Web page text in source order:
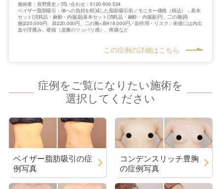
施術者：長野寛史／問い合わせ：0120-900-524
ベイザー脂肪吸引：体への負担を軽減した脂肪吸引術／モニター価格（税込）：基本
セット(消耗品・麻酔・内服薬)基本セット(消耗品・麻酔・内服薬)円、二の腕(両
腕)220,000円、肩220,000円、二の腕+肩418,000円／副作用・リスク：術後には内出
血や浮腫み、硬縮（皮膚のツッパリ感）、疼痛など
この症例の詳細はこちら
症例をご覧になりたい施術を
選択してください
ベイザー脂肪吸引の症
例写真
コンデンスリッチ豊胸
の症例写真